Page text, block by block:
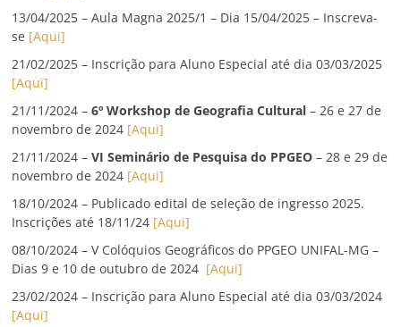
13/04/2025 – Aula Magna 2025/1 – Dia 15/04/2025 – Inscreva-
se [Aqui]
21/02/2025 – Inscrição para Aluno Especial até dia 03/03/2025
[Aqui]
21/11/2024 –6º Workshop de Geografia Cultural – 26 e 27 de
novembro de 2024 [Aqui]
21/11/2024 –VI Seminário de Pesquisa do PPGEO – 28 e 29 de
novembro de 2024 [Aqui]
18/10/2024 – Publicado edital de seleção de ingresso 2025.
Inscrições até 18/11/24 [Aqui]
08/10/2024 – V Colóquios Geográficos do PPGEO UNIFAL-MG –
Dias 9 e 10 de outubro de 2024 [Aqui]
23/02/2024 – Inscrição para Aluno Especial até dia 03/03/2024
[Aqui]